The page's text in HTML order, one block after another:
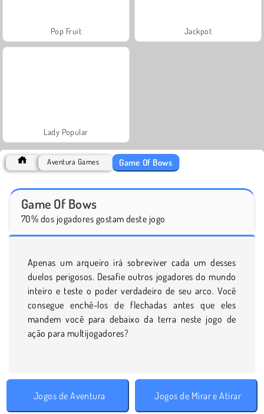
Pop Fruit Jackpot
Lady Popular
Aventura Games Game Of Bows
Game Of Bows
70% dos jogadores gostam deste jogo
Apenas um arqueiro irá sobreviver cada um desses
duelos perigosos. Desafie outros jogadores do mundo
inteiro e teste o poder verdadeiro de seu arco. Você
consegue enchê-los de flechadas antes que eles
mandem você para debaixo da terra neste jogo de
ação para multijogadores?
Jogos de Aventura Jogos de Mirar e Atirar